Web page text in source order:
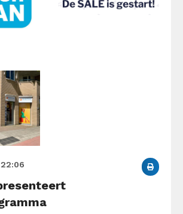
22:06